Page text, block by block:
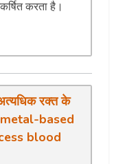
करता है।
रक्त के
based
blood